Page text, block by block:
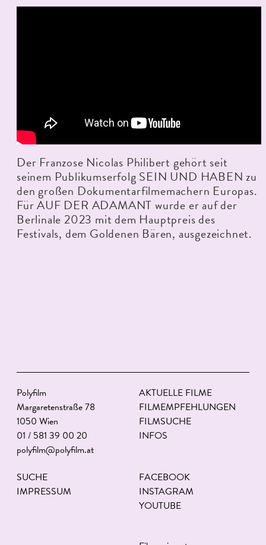
Der Franzose Nicolas Philibert gehört seit
seinem Publikumserfolg SEIN UND HABEN zu
den großen Dokumentarfilmemachern Europas.
Für AUF DER ADAMANT wurde er auf der
Berlinale 2023 mit dem Hauptpreis des
Festivals, dem Goldenen Bären, ausgezeichnet.
Polyfilm
Margaretenstraße 78
1050 Wien
01 / 581 39 00 20
polyfilm@polyfilm.at
AKTUELLE FILME
FILMEMPFEHLUNGEN
FILMSUCHE
INFOS
SUCHE
IMPRESSUM
FACEBOOK
INSTAGRAM
YOUTUBE